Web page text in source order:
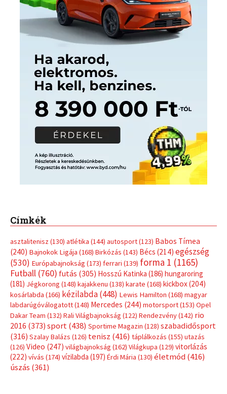
Címkék
asztalitenisz (130) atlétika (144) autosport(123) Babos Tímea
(240) Bajnokok Ligája (168) Birkózás (143) Bécs (214) egészség
(530) Európabajnokság (173) ferrari (139) forma 1 (1165)
Futball (760) futás (305) Hosszú Katinka (186) hungaroring
(181) Jégkorong (148) kajakkenu (138) karate (168) kickbox(204)
kosárlabda (166) kézilabda(448) Lewis Hamilton (168) magyar
labdarúgóválogatott(148) Mercedes (244) motorsport(153) Opel
Dakar Team (132) Rali Világbajnokság (122) Rendezvény(142) rio
2016 (373) sport(438) Sportime Magazin (128) szabadidősport
(316) Szalay Balázs (126) tenisz (416) táplálkozás (155) utazás
(126) Video (247) világbajnokság (162) Világkupa (129) vitorlázás
(222) vívás (174) vízilabda (197) Érdi Mária (130) életmód(416)
úszás (361)